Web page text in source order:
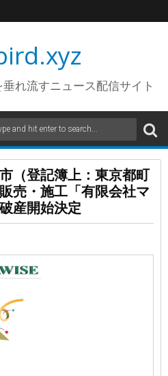
れ流すニュース配信サイト
（登記簿上：東京都町
売・施工「有限会社マ
産開始決定